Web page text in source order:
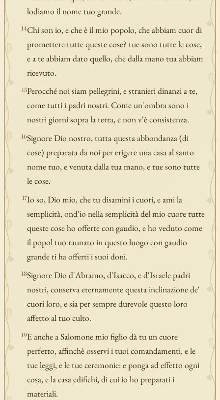
lodiamo il nome tuo grande.
14Chi son io, e che è il mio popolo, che abbiam cuor di
promettere tutte queste cose? tue sono tutte le cose,
e a te abbiam dato quello, che dalla mano tua abbiam
ricevuto.
15Perocché noi siam pellegrini, e stranieri dinanzi a te,
come tutti i padri nostri. Come un'ombra sono i
nostri giorni sopra la terra, e non v'è consistenza.
16Signore Dio nostro, tutta questa abbondanza (di
cose) preparata da noi per erigere una casa al santo
nome tuo, e venuta dalla tua mano, e tue sono tutte
le cose.
17Io so, Dio mio, che tu disamini i cuori, e ami la
semplicità, ond'io nella semplicità del mio cuore tutte
queste cose ho offerte con gaudio, e ho veduto come
il popol tuo raunato in questo luogo con gaudio
grande ti ha offerti i suoi doni.
18Signore Dio d'Abramo, d'Isacco, e d'Israele padri
nostri, conserva eternamente questa inclinazione de'
cuori loro, e sia per sempre durevole questo loro
affetto al tuo culto.
19E anche a Salomone mio figlio dà tu un cuore
perfetto, affinchè osservi i tuoi comandamenti, e le
tue leggi, e le tue ceremonie: e ponga ad effetto ogni
cosa, e la casa edifichi, di cui io ho preparati i
materiali.